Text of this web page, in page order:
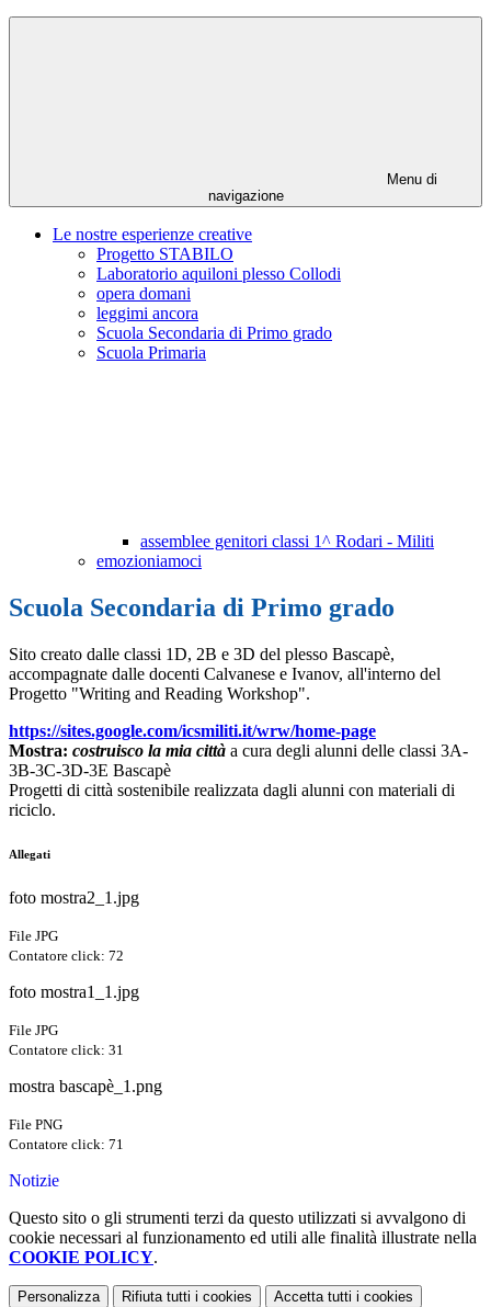
Menu di
navigazione
Le nostre esperienze creative
Progetto STABILO
Laboratorio aquiloni plesso Collodi
opera domani
leggimi ancora
Scuola Secondaria di Primo grado
Scuola Primaria
assemblee genitori classi 1^ Rodari - Militi
emozioniamoci
Scuola Secondaria di Primo grado
Sito creato dalle classi 1D, 2B e 3D del plesso Bascapè,
accompagnate dalle docenti Calvanese e Ivanov, all'interno del
Progetto "Writing and Reading Workshop".
https://sites.google.com/icsmiliti.it/wrw/home-page
Mostra: costruisco la mia città a cura degli alunni delle classi 3A-
3B-3C-3D-3E Bascapè
Progetti di città sostenibile realizzata dagli alunni con materiali di
riciclo.
Allegati
foto mostra2_1.jpg
File JPG
Contatore click: 72
foto mostra1_1.jpg
File JPG
Contatore click: 31
mostra bascapè_1.png
File PNG
Contatore click: 71
Notizie
Questo sito o gli strumenti terzi da questo utilizzati si avvalgono di
cookie necessari al funzionamento ed utili alle finalità illustrate nella
COOKIE POLICY.
Personalizza Rifiuta tutti i cookies Accetta tutti i cookies